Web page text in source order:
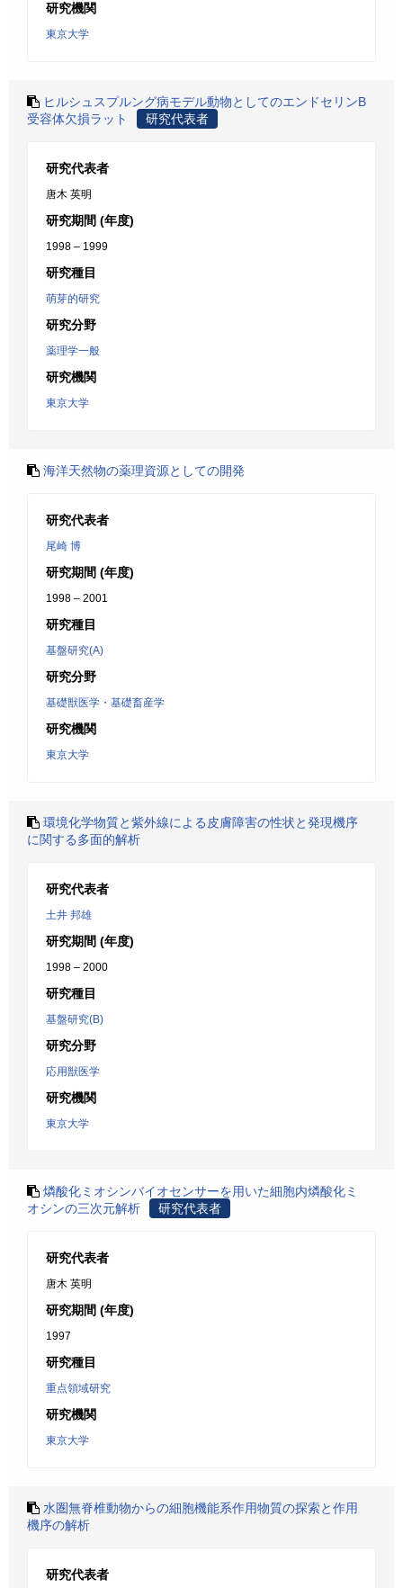
研究機関
東京大学
ヒルシュスプルング病モデル動物としてのエンドセリンB
受容体欠損ラット
研究代表者
研究代表者
唐木 英明
研究期間 (年度)
1998 – 1999
研究種目
萌芽的研究
研究分野
薬理学一般
研究機関
東京大学
海洋天然物の薬理資源としての開発
研究代表者
尾崎 博
研究期間 (年度)
1998 – 2001
研究種目
基盤研究(A)
研究分野
基礎獣医学・基礎畜産学
研究機関
東京大学
環境化学物質と紫外線による皮膚障害の性状と発現機序
に関する多面的解析
研究代表者
土井 邦雄
研究期間 (年度)
1998 – 2000
研究種目
基盤研究(B)
研究分野
応用獣医学
研究機関
東京大学
燐酸化ミオシンバイオセンサーを用いた細胞内燐酸化ミ
オシンの三次元解析
研究代表者
研究代表者
唐木 英明
研究期間 (年度)
1997
研究種目
重点領域研究
研究機関
東京大学
水圏無脊椎動物からの細胞機能系作用物質の探索と作用
機序の解析
研究代表者